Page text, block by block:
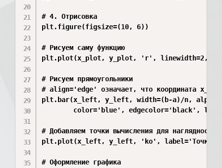
# 4. Отрисовка
plt.figure(figsize=(10, 6))
# Рисуем саму функцию
plt.plot(x_plot, y_plot, 'r', linewidth=2,
# Рисуем прямоугольники
# align='edge' означает, что координата x_left
plt.bar(x_left, y_left, width=(b-a)/n,
color='blue', edgecolor='black',
# Добавляем точки вычисления для наглядности
plt.plot(x_left, y_left, 'ko', label='Точки
# Оформление графика